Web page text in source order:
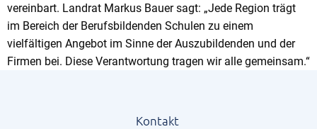
vereinbart. Landrat Markus Bauer sagt: „Jede Region trägt
im Bereich der Berufsbildenden Schulen zu einem
vielfältigen Angebot im Sinne der Auszubildenden und der
Firmen bei. Diese Verantwortung tragen wir alle gemeinsam.“
Kontakt